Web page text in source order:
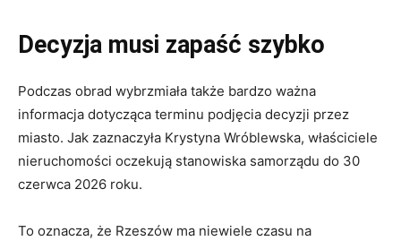
Decyzja musi zapaść szybko
Podczas obrad wybrzmiała także bardzo ważna
informacja dotycząca terminu podjęcia decyzji przez
miasto. Jak zaznaczyła Krystyna Wróblewska, właściciele
nieruchomości oczekują stanowiska samorządu do 30
czerwca 2026 roku.
To oznacza, że Rzeszów ma niewiele czasu na